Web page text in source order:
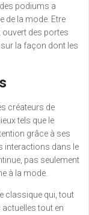
podiums a
de la mode. Etre
ouvert des portes
la façon dont les
créateurs de
tels que le
grâce à ses
interactions dans le
pas seulement
à la mode.
classique qui, tout
tout en